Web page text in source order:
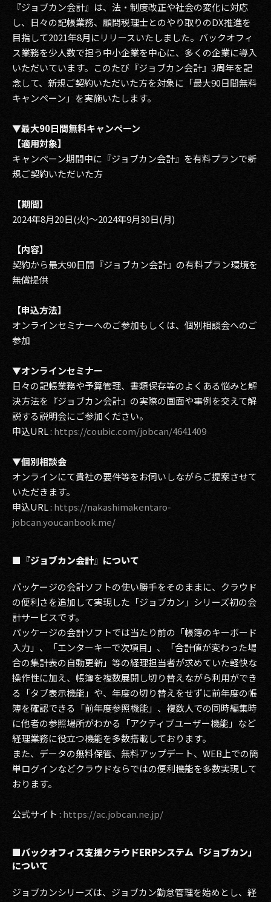
2010
2009
『ジョブカン会計』は、法・制度改正や社会の変化に対応
し、日々の記帳業務、顧問税理士とのやり取りのDX推進を
目指して2021年8月にリリースいたしました。バックオフィ
ス業務を少人数で担う中小企業を中心に、多くの企業に導入
いただいています。このたび『ジョブカン会計』3周年を記
念して、新規ご契約いただいた方を対象に「最大90日間無料
キャンペーン」を実施いたします。
▼最大90日間無料キャンペーン
【適用対象】
キャンペーン期間中に『ジョブカン会計』を有料プランで新
規ご契約いただいた方
【期間】
2024年8月20日(火)～2024年9月30日(月)
【内容】
契約から最大90日間『ジョブカン会計』の有料プラン環境を
無償提供
【申込方法】
オンラインセミナーへのご参加もしくは、個別相談会へのご
参加
▼オンラインセミナー
日々の記帳業務や予算管理、書類保存等のよくある悩みと解
決方法を『ジョブカン会計』の実際の画面や事例を交えて解
説する説明会にご参加ください。
申込URL : https://coubic.com/jobcan/4641409
▼個別相談会
オンラインにて貴社の要件等をお伺いしながらご提案させて
いただきます。
申込URL : https://nakashimakentaro-
jobcan.youcanbook.me/
■『ジョブカン会計』について
パッケージの会計ソフトの使い勝手をそのままに、クラウド
の便利さを追加して実現した「ジョブカン」シリーズ初の会
計サービスです。
パッケージの会計ソフトでは当たり前の「帳簿のキーボード
入力」、「エンターキーで次項目」、「合計値が変わった場
合の集計表の自動更新」等の経理担当者が求めていた軽快な
操作性に加え、帳簿を複数展開し切り替えながら利用ができ
る「タブ表示機能」や、年度の切り替えをせずに前年度の帳
簿を確認できる「前年度参照機能」、複数人での同時編集時
に他者の参照場所がわかる「アクティブユーザー機能」など
経理業務に役立つ機能を多数搭載しております。
また、データの無料保管、無料アップデート、WEB上での簡
単ログインなどクラウドならではの便利機能を多数実現して
おります。
公式サイト : https://ac.jobcan.ne.jp/
■バックオフィス支援クラウドERPシステム「ジョブカン」
について
ジョブカンシリーズは、ジョブカン勤怠管理を始めとし、経